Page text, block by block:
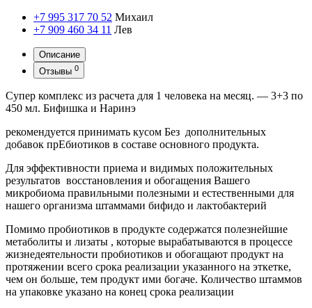
+7 995 317 70 52 Михаил
+7 909 460 34 11 Лев
Описание
Отзывы 0
Супер комплекс из расчета для 1 человека на месяц. — 3+3 по
450 мл. Бифишка и Наринэ
рекомендуется принимать кусом Без дополнительных
добавок прЕбиотиков в составе основного продукта.
Для эффективности приема и видимых положительных
результатов восстановления и обогащения Вашего
микробиома правильными полезными и естественными для
нашего организма штаммами бифидо и лактобактерий
Помимо пробиотиков в продукте содержатся полезнейшие
метаболиты и лизаты , которые вырабатываются в процессе
жизнедеятельности пробиотиков и обогащают продукт на
протяжении всего срока реализации указанного на эткетке,
чем он больше, тем продукт ими богаче. Количество штаммов
на упаковке указано на конец срока реализации